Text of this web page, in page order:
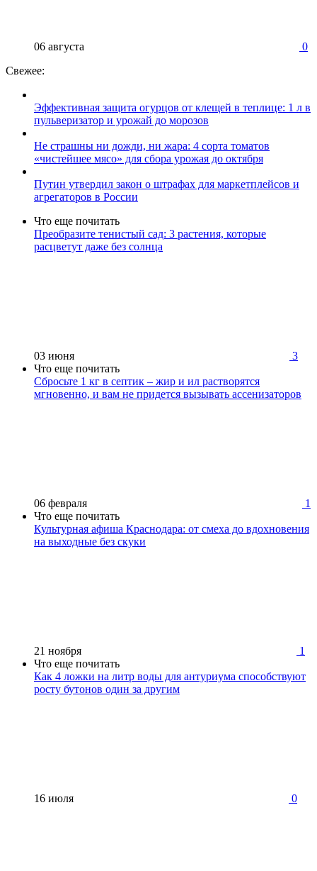
06 августа
0
Свежее:
Эффективная защита огурцов от клещей в теплице: 1 л в
пульверизатор и урожай до морозов
Не страшны ни дожди, ни жара: 4 сорта томатов
«чистейшее мясо» для сбора урожая до октября
Путин утвердил закон о штрафах для маркетплейсов и
агрегаторов в России
Что еще почитать
Преобразите тенистый сад: 3 растения, которые
расцветут даже без солнца
03 июня
3
Что еще почитать
Сбросьте 1 кг в септик – жир и ил растворятся
мгновенно, и вам не придется вызывать ассенизаторов
06 февраля
1
Что еще почитать
Культурная афиша Краснодара: от смеха до вдохновения
на выходные без скуки
21 ноября
1
Что еще почитать
Как 4 ложки на литр воды для антуриума способствуют
росту бутонов один за другим
16 июля 0